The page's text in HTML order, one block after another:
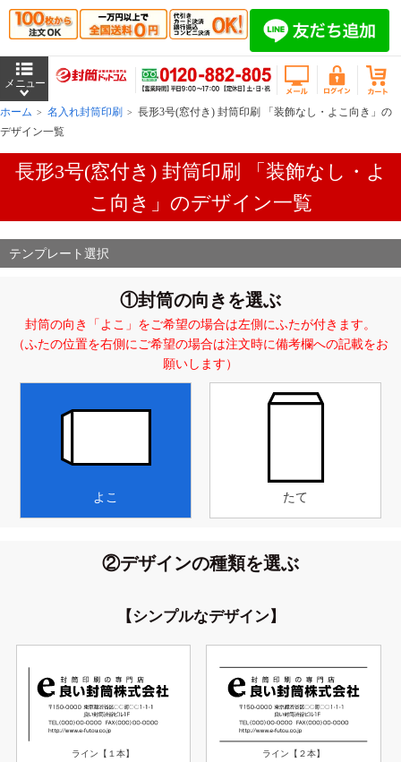
ホーム 名入れ封筒印刷
長形3号(窓付き) 封筒印刷 「装飾なし・よこ向き」の
デザイン一覧
長形3号(窓付き) 封筒印刷 「装飾なし・よ
こ向き」のデザイン一覧
テンプレート選択
①封筒の向きを選ぶ
封筒の向き「よこ」をご希望の場合は左側にふたが付きます。
（ふたの位置を右側にご希望の場合は注文時に備考欄への記載をお
願いします）
よこ たて
②デザインの種類を選ぶ
【シンプルなデザイン】
ライン【１本】 ライン【２本】